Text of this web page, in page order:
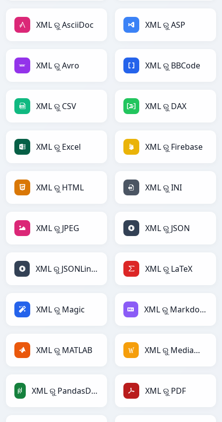
XML ରୁ AsciiDoc XML ରୁ ASP
XML ରୁ Avro XML ରୁ BBCode
XML ରୁ CSV XML ରୁ DAX
XML ରୁ Excel XML ରୁ Firebase
XML ରୁ HTML XML ରୁ INI
XML ରୁ JPEG XML ରୁ JSON
XML ରୁ JSONLines XML ରୁ LaTeX
XML ରୁ Magic XML ରୁ Markdown
XML ରୁ MATLAB XML ରୁ MediaWiki
XML ରୁ PandasDataFrame XML ରୁ PDF